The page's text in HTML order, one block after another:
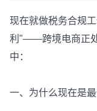
现在就做税务合规
利"——跨境电商正
中：
一、为什么现在是